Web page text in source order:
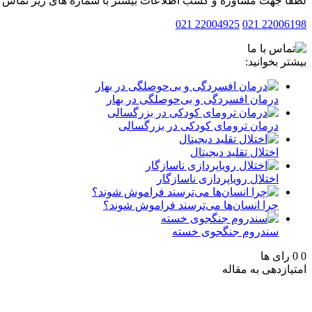
22006198 021
22004925 021
بیشتر بخوانید:
درمان افسردگی و بی‌حوصلگی در بهار
درمان ترومای کودکی در بزرگسالی
اختلال تقلید دیجیتال
اختلال رویاپردازی ناسازگار
چرا انسان‌ها می‌ترسند فراموش شوند؟
سندروم جنگجوی خسته
0
0 رای ها
امتیازدهی به مقاله